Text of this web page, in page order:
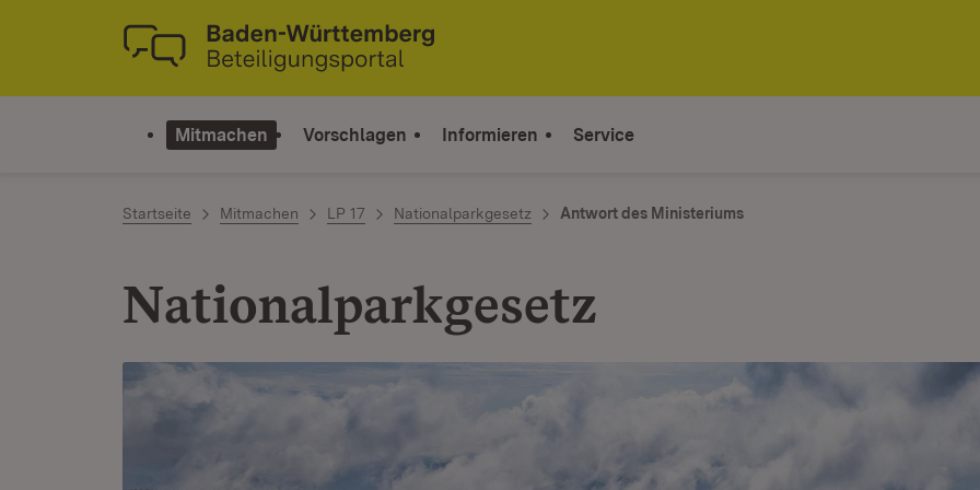
Zum Inhalt springen
Link zur Startseite
Mitmachen Vorschlagen Informieren Service
Startseite Mitmachen LP 17 Nationalparkgesetz Antwort des Ministeriums
Nationalparkgesetz